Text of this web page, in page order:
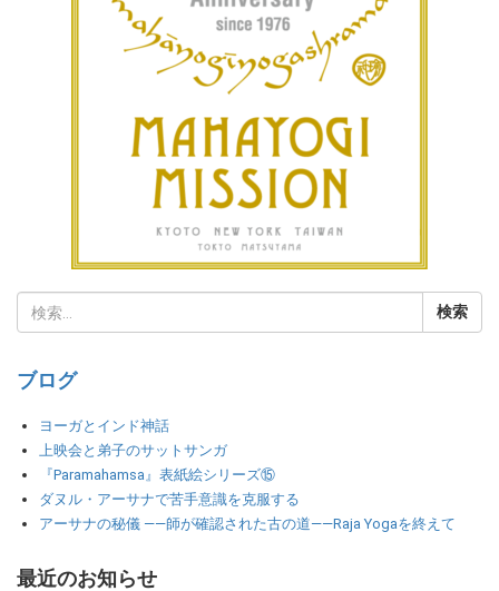
ブログ
ヨーガとインド神話
上映会と弟子のサットサンガ
『Paramahamsa』表紙絵シリーズ⑮
ダヌル・アーサナで苦手意識を克服する
アーサナの秘儀 ――師が確認された古の道――Raja Yogaを終えて
最近のお知らせ